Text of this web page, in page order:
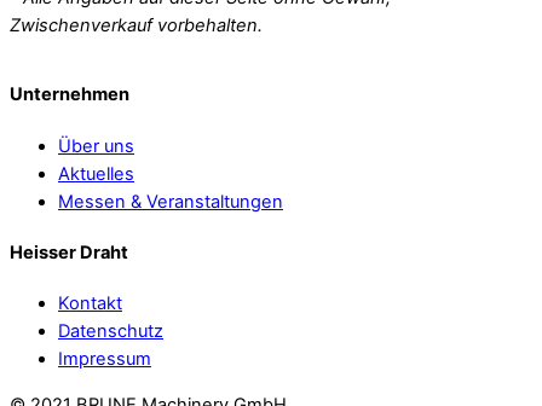
Zwischenverkauf vorbehalten.
Unternehmen
Über uns
Aktuelles
Messen & Veranstaltungen
Heisser Draht
Kontakt
Datenschutz
Impressum